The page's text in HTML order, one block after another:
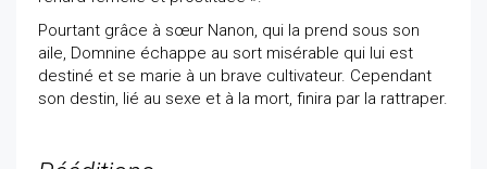
Pourtant grâce à sœur Nanon, qui la prend sous son
aile, Domnine échappe au sort misérable qui lui est
destiné et se marie à un brave cultivateur. Cependant
son destin, lié au sexe et à la mort, finira par la rattraper.